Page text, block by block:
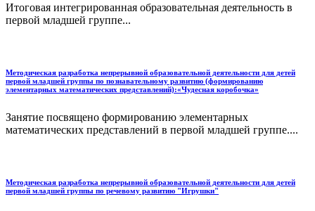
Итоговая интегрированная образовательная деятельность в
первой младшей группе...
Методическая разработка непрерывной образовательной деятельности для детей
первой младшей группы по познавательному развитию (формированию
элементарных математических представлений):«Чудесная коробочка»
Занятие посвящено формированию элементарных
математических представлений в первой младшей группе....
Методическая разработка непрерывной образовательной деятельности для детей
первой младшей группы по речевому развитию "Игрушки"